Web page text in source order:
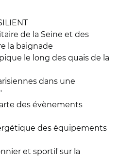
de la Seine et des
la baignade
le long des quais de la
dans une
des évènements
des équipements
et sportif sur la